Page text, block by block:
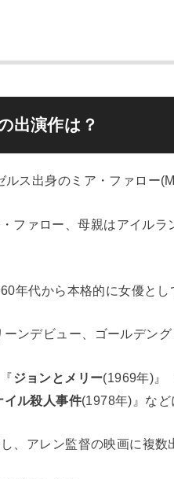
出演作は？
ス出身のミア・ファロー
ファロー、母親はアイルラ
年代から本格的に女優とし
ンデビュー、ゴールデング
ジョンとメリー(1969年)』
イル殺人事件(1978年)』など
、アレン監督の映画に複数